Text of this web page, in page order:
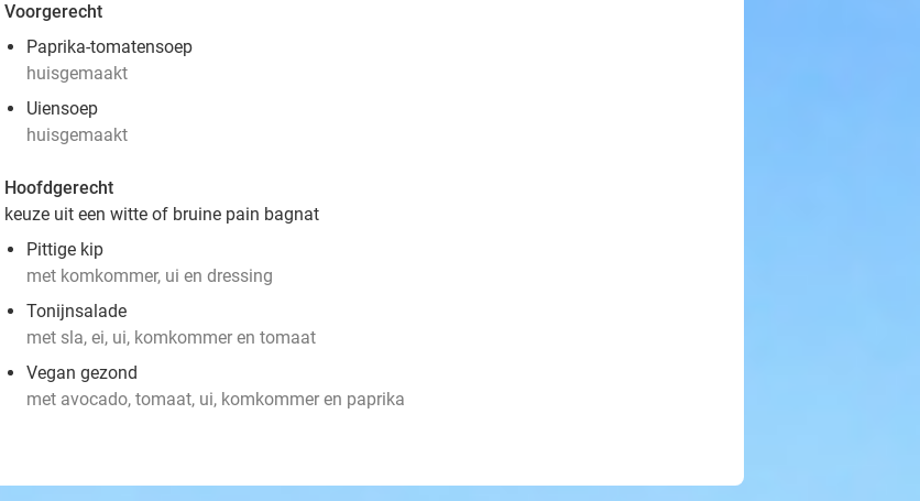
Voorgerecht
Paprika-tomatensoep
huisgemaakt
Uiensoep
huisgemaakt
Hoofdgerecht
keuze uit een witte of bruine pain bagnat
Pittige kip
met komkommer, ui en dressing
Tonijnsalade
met sla, ei, ui, komkommer en tomaat
Vegan gezond
met avocado, tomaat, ui, komkommer en paprika